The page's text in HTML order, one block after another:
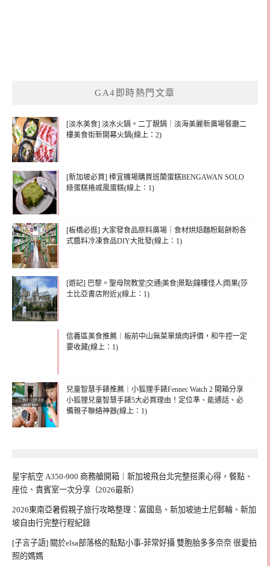
GA4即時熱門文章
[淡水美食] 淡水火鍋。二丁靚鍋｜淡海美麗新廣場餐廳二
樓美食街新開幕火鍋(線上：2)
[新加坡必買] 樟宜機場購買班蘭蛋糕BENGAWAN SOLO
綠蛋糕捲戚風蛋糕(線上：1)
[板橋必逛] 大家發食品原料廣場｜食材烘焙麵粉鬆餅粉各
式醬料冷凍食品DIY大批發(線上：1)
[遊記] 巴黎。聖母院教堂|交通|美食|景點|鐘樓怪人|雨果(莎
士比亞書店附近)(線上：1)
信義區美食推薦｜板前中山無菜單燒肉評價，和牛控一定
要收藏(線上：1)
兒童智慧手錶推薦｜小狐狸手錶Fennec Watch 2 開箱分享
小狐狸兒童智慧手錶5大必買理由！定位準、能通話、必
備親子聯絡神器(線上：1)
星宇航空 A350-900 商務艙開箱｜新加坡飛台北完整搭乘心得，餐點、
座位、貴賓室一次分享（2026最新）
2026東南亞暑假親子旅行攻略整理：富國島、新加坡迪士尼郵輪、新加
坡自由行完整行程紀錄
[子言子語] 關於elsa部落格的點點小事-菲常好攝 雙胞胎多多奈奈 很愛拍
照的媽媽